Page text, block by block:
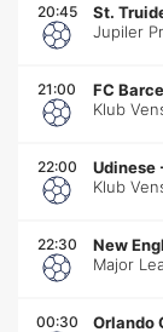
20:45 St.
Jupiler
21:00 FC
Klub
22:00 Udinese
Klub
22:30 New
Major
00:30 Orlando